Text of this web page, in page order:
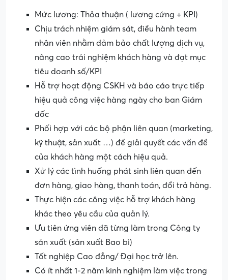
Mức lương: Thỏa thuận ( lương cứng + KPI)
Chịu trách nhiệm giám sát, điều hành team
nhân viên nhằm đảm bảo chất lượng dịch vụ,
nâng cao trải nghiệm khách hàng và đạt mục
tiêu doanh số/KPI
Hỗ trợ hoạt động CSKH và báo cáo trực tiếp
hiệu quả công việc hàng ngày cho ban Giám
đốc
Phối hợp với các bộ phận liên quan (marketing,
kỹ thuật, sản xuất …) để giải quyết các vấn đề
của khách hàng một cách hiệu quả.
Xử lý các tình huống phát sinh liên quan đến
đơn hàng, giao hàng, thanh toán, đổi trả hàng.
Thực hiện các công việc hỗ trợ khách hàng
khác theo yêu cầu của quản lý.
Ưu tiên ứng viên đã từng làm trong Công ty
sản xuất (sản xuất Bao bì)
Tốt nghiệp Cao đẳng/ Đại học trở lên.
Có ít nhất 1-2 năm kinh nghiệm làm việc trong